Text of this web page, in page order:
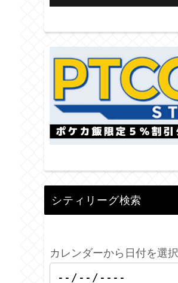
シティリーグ検索
カレンダーから日付を選択